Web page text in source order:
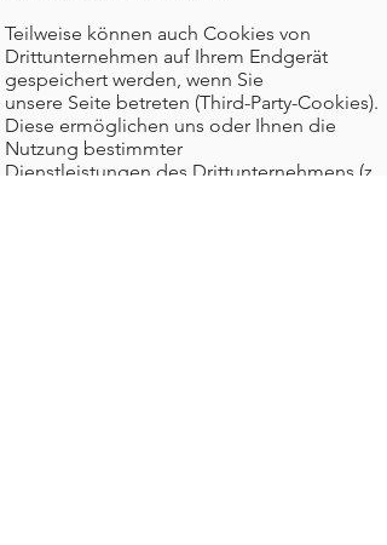
Teilweise können auch Cookies von
Drittunternehmen auf Ihrem Endgerät
gespeichert werden, wenn Sie
unsere Seite betreten (Third-Party-Cookies).
Diese ermöglichen uns oder Ihnen die
Nutzung bestimmter
Dienstleistungen des Drittunternehmens (z.